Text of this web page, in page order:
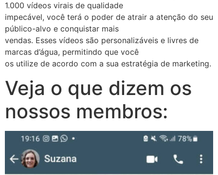
1.000 vídeos virais de qualidade
impecável, você terá o poder de atrair a atenção do seu
público-alvo e conquistar mais
vendas. Esses vídeos são personalizáveis e livres de
marcas d’água, permitindo que você
os utilize de acordo com a sua estratégia de marketing.
Veja o que dizem os
nossos membros: